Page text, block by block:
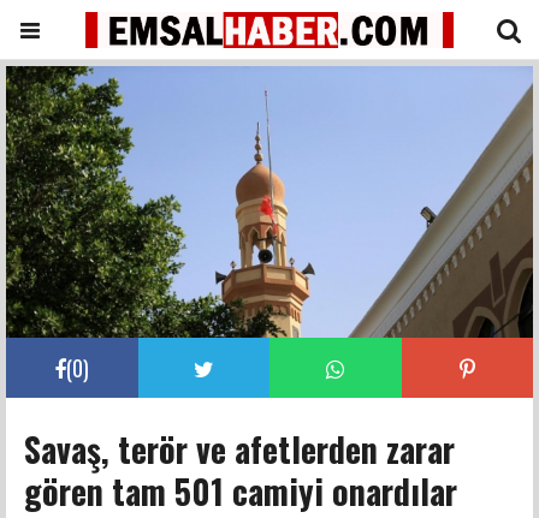
(0)
Savaş, terör ve afetlerden zarar
gören tam 501 camiyi onardılar